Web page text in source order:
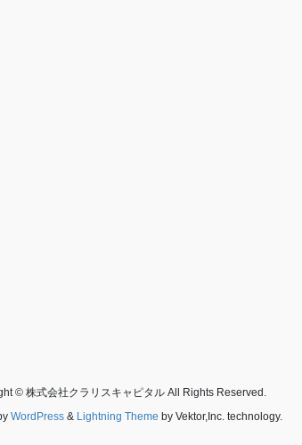
© 株式会社クラリスキャピタル All Rights Reserved.
WordPress& Lightning Theme by Vektor,Inc. technology.